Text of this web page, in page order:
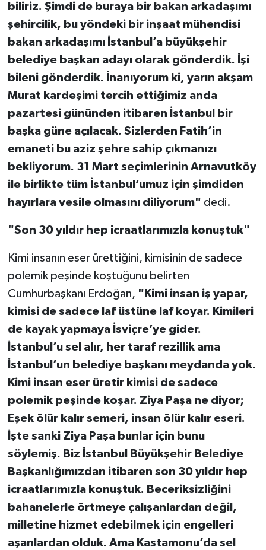
biliriz. Şimdi de buraya bir bakan arkadaşımı
şehircilik, bu yöndeki bir inşaat mühendisi
bakan arkadaşımı İstanbul’a büyükşehir
belediye başkan adayı olarak gönderdik. İşi
bileni gönderdik. İnanıyorum ki, yarın akşam
Murat kardeşimi tercih ettiğimiz anda
pazartesi gününden itibaren İstanbul bir
başka güne açılacak. Sizlerden Fatih’in
emaneti bu aziz şehre sahip çıkmanızı
bekliyorum. 31 Mart seçimlerinin Arnavutköy
ile birlikte tüm İstanbul’umuz için şimdiden
hayırlara vesile olmasını diliyorum" dedi.
"Son 30 yıldır hep icraatlarımızla konuştuk"
Kimi insanın eser ürettiğini, kimisinin de sadece
polemik peşinde koştuğunu belirten
Cumhurbaşkanı Erdoğan, "Kimi insan iş yapar,
kimisi de sadece laf üstüne laf koyar. Kimileri
de kayak yapmaya İsviçre’ye gider.
İstanbul’u sel alır, her taraf rezillik ama
İstanbul’un belediye başkanı meydanda yok.
Kimi insan eser üretir kimisi de sadece
polemik peşinde koşar. Ziya Paşa ne diyor;
Eşek ölür kalır semeri, insan ölür kalır eseri.
İşte sanki Ziya Paşa bunlar için bunu
söylemiş. Biz İstanbul Büyükşehir Belediye
Başkanlığımızdan itibaren son 30 yıldır hep
icraatlarımızla konuştuk. Beceriksizliğini
bahanelerle örtmeye çalışanlardan değil,
milletine hizmet edebilmek için engelleri
aşanlardan olduk. Ama Kastamonu’da sel